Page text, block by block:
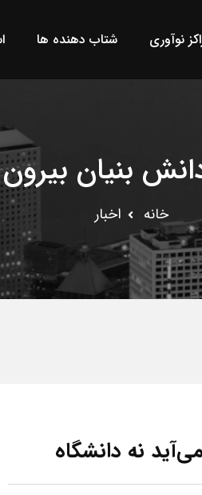
نوآوری شتاب دهنده ها
بنیان بیرون
خانه اخبار
نه دانشگاه